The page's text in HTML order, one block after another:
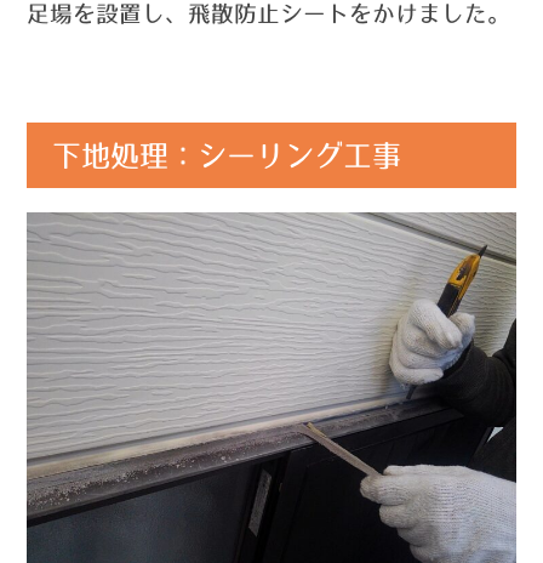
足場を設置し、飛散防止シートをかけました。
下地処理：シーリング工事